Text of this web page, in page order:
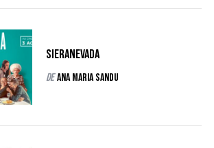
Sieranevada
de Ana Maria Sandu